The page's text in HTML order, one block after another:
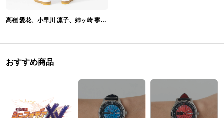
高嶺 愛花、小早川 凛子、姉ヶ崎 寧々 モデル バッグ ラブプラス
おすすめ商品